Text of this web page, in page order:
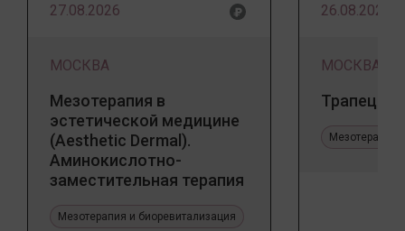
27.08.2026
МОСКВА
Мезотерапия в
эстетической медицине
(Aesthetic Dermal).
Аминокислотно-
заместительная терапия
Мезотерапия и биоревитализация
26.08.2026
МОСКВА
Трапеция
Мезотерапия